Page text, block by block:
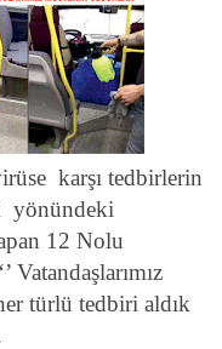
karşı tedbirlerin
yönündeki
12 Nolu
Vatandaşlarımız
türlü tedbiri aldık